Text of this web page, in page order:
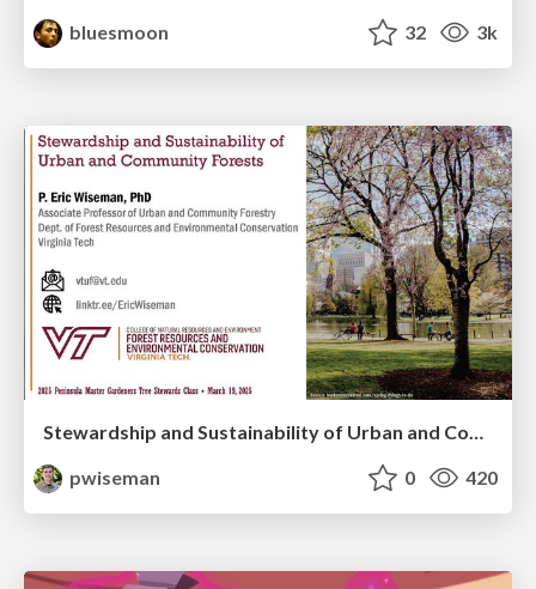
bluesmoon
32 3k
Stewardship and Sustainability of Urban and Community Forests
pwiseman
0 420